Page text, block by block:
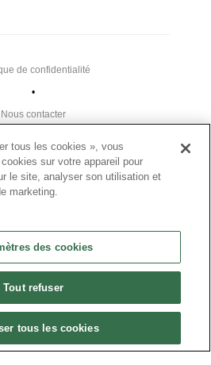
•
Liens utiles
Nous contacter
•
de confidentialité
CGU
•
FAQ
•
tous les cookies », vous
sur votre appareil pour
le site, analyser son utilisation et
marketing.
des cookies
Tout refuser
tous les cookies